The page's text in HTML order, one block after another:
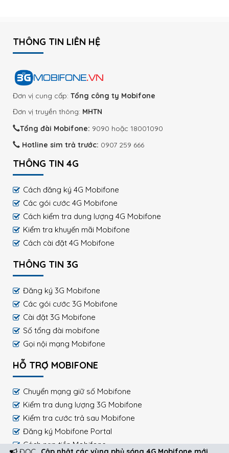
THÔNG TIN LIÊN HỆ
Đơn vị cung cấp: Tổng công ty Mobifone
Đơn vị truyền thông: MHTN
Tổng đài Mobifone: 9090 hoặc 18001090
Hotline sim trả trước: 0907 259 666
THÔNG TIN 4G
Cách đăng ký 4G Mobifone
Các gói cước 4G Mobifone
Cách kiểm tra dung lượng 4G Mobifone
Kiểm tra khuyến mãi Mobifone
Cách cài đặt 4G Mobifone
THÔNG TIN 3G
Đăng ký 3G Mobifone
Các gói cước 3G Mobifone
Cài đặt 3G Mobifone
Số tổng đài mobifone
Gọi nội mạng Mobifone
HỖ TRỢ MOBIFONE
Chuyển mạng giữ số Mobifone
Kiểm tra dung lượng 3G Mobifone
Kiểm tra cước trả sau Mobifone
Đăng ký Mobifone Portal
Cách nạp tiền Mobifone